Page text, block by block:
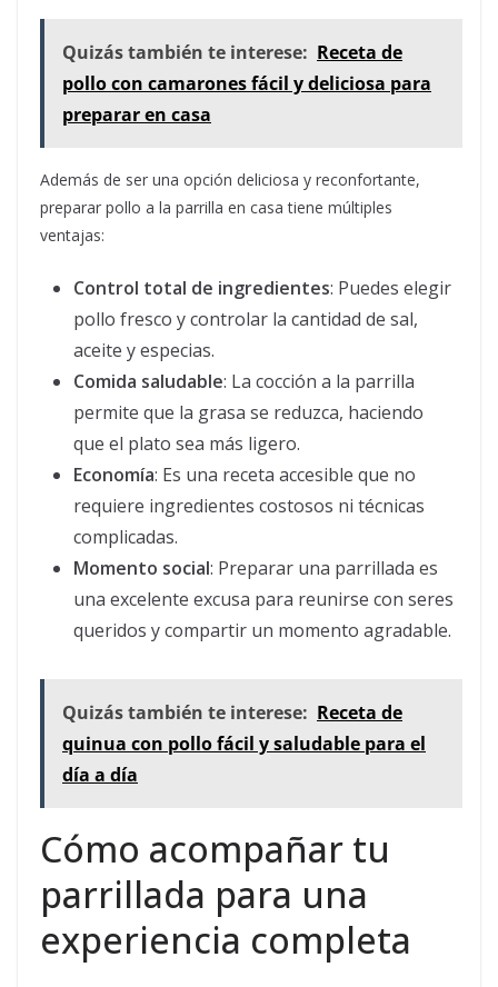
Quizás también te interese: Receta de
pollo con camarones fácil y deliciosa para
preparar en casa
Además de ser una opción deliciosa y reconfortante,
preparar pollo a la parrilla en casa tiene múltiples
ventajas:
Control total de ingredientes: Puedes elegir
pollo fresco y controlar la cantidad de sal,
aceite y especias.
Comida saludable: La cocción a la parrilla
permite que la grasa se reduzca, haciendo
que el plato sea más ligero.
Economía: Es una receta accesible que no
requiere ingredientes costosos ni técnicas
complicadas.
Momento social: Preparar una parrillada es
una excelente excusa para reunirse con seres
queridos y compartir un momento agradable.
Quizás también te interese: Receta de
quinua con pollo fácil y saludable para el
día a día
Cómo acompañar tu
parrillada para una
experiencia completa